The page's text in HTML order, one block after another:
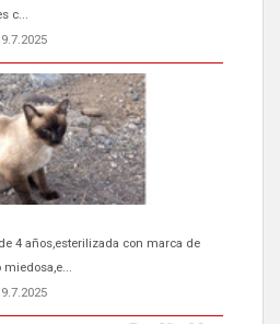
c...
9.7.2025
4 años,esterilizada con marca de
miedosa,e...
9.7.2025